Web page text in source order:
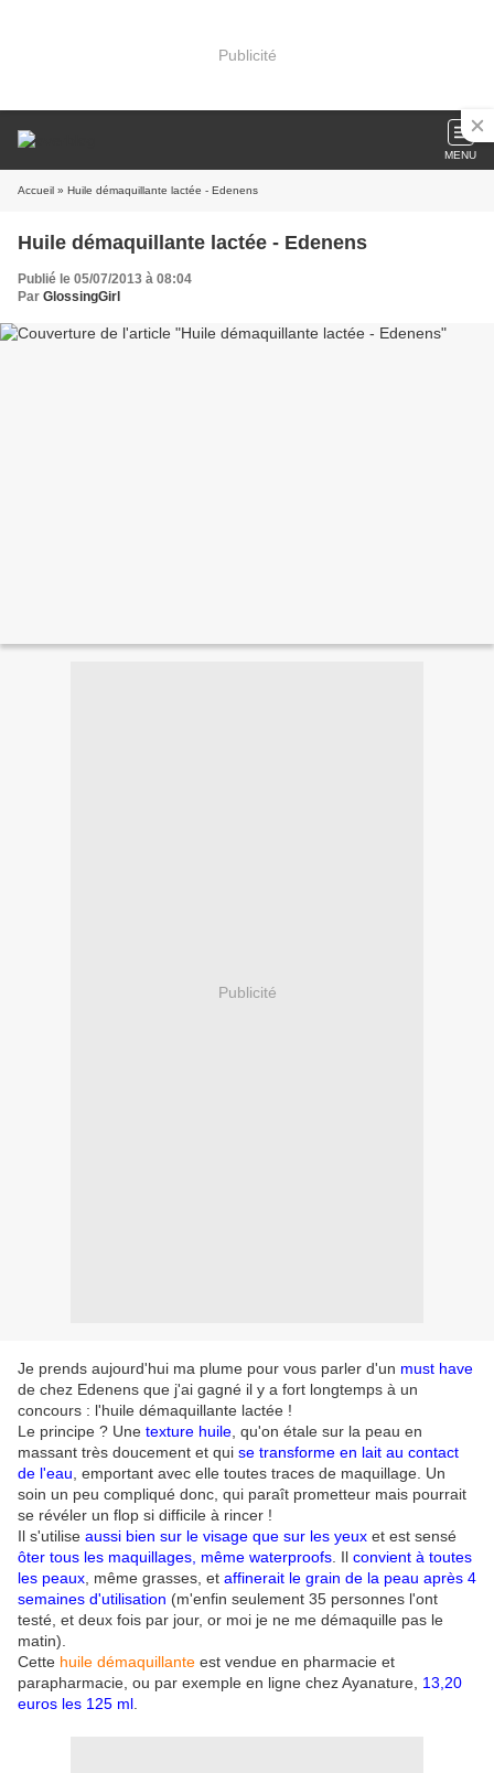
Publicité
MENU
Accueil » Huile démaquillante lactée - Edenens
Huile démaquillante lactée - Edenens
Publié le 05/07/2013 à 08:04
Par GlossingGirl
Publicité
Je prends aujourd'hui ma plume pour vous parler d'un must have
de chez Edenens que j'ai gagné il y a fort longtemps à un
concours : l'huile démaquillante lactée !
Le principe ? Une texture huile , qu'on étale sur la peau en
massant très doucement et qui se transforme en lait au contact
de l'eau , emportant avec elle toutes traces de maquillage. Un
soin un peu compliqué donc, qui paraît prometteur mais pourrait
se révéler un flop si difficile à rincer !
Il s'utilise aussi bien sur le visage que sur les yeux et est sensé
ôter tous les maquillages, même waterproofs . Il convient à toutes
les peaux , même grasses, et affinerait le grain de la peau après 4
semaines d'utilisation (m'enfin seulement 35 personnes l'ont
testé, et deux fois par jour, or moi je ne me démaquille pas le
matin).
Cette huile démaquillante est vendue en pharmacie et
parapharmacie, ou par exemple en ligne chez Ayanature, 13,20
euros les 125 ml